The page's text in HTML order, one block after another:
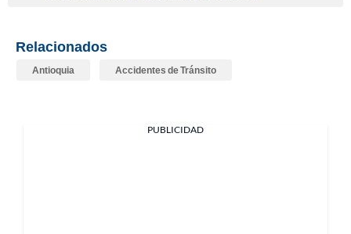
Relacionados
Antioquia Accidentes de Tránsito
PUBLICIDAD